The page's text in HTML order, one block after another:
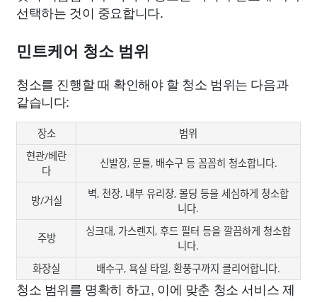
선택하는 것이 중요합니다.
민트케어 청소 범위
청소를 진행할 때 확인해야 할 청소 범위는 다음과
같습니다:
장소
범위
현관/베란
다
신발장, 문틀, 배수구 등 꼼꼼히 청소합니다.
방/거실
벽, 천장, 내부 유리창, 몰딩 등을 세심하게 청소합
니다.
주방
싱크대, 가스렌지, 후드 필터 등을 깔끔하게 청소합
니다.
화장실
배수구, 욕실 타일, 환풍구까지 클리어합니다.
청소 범위를 명확히 하고, 이에 맞춘 청소 서비스 제